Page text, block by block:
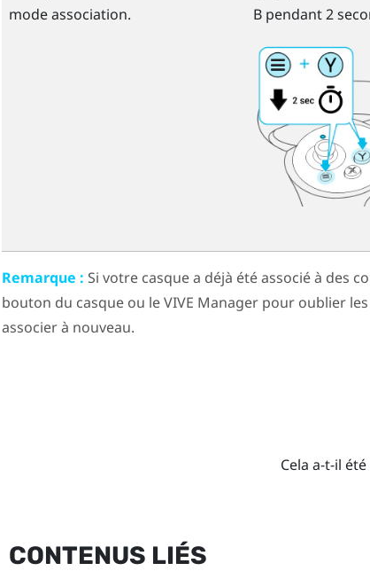
mode association.
Bpendant 2
Remarque : Si votre casque a déjà été associé à des
bouton du casqueou leVIVE Managerpour oublier
associer à nouveau.
Cela a-t-il
CONTENUS LIÉS